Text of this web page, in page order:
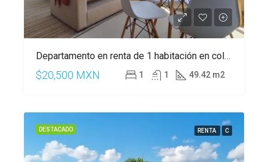
Departamento en renta de 1 habitación en colonia Zazil-Ha.
$20,500 MXN 1 1 49.42 m2
DESTACADO RENTA C